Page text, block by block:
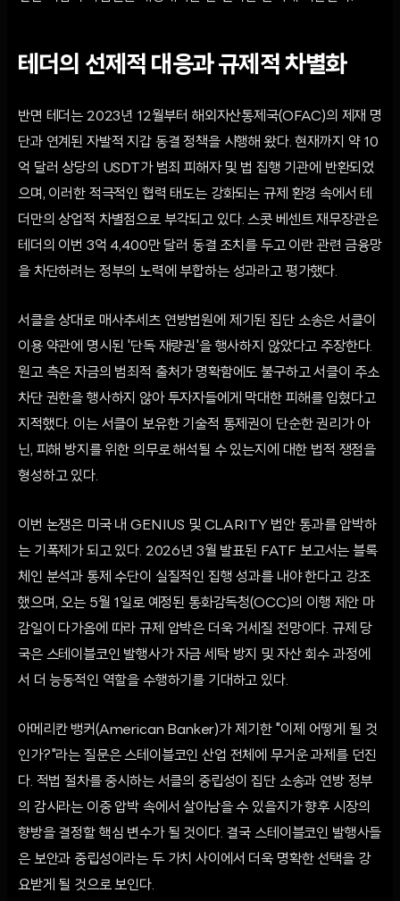
테더의 선제적 대응과 규제적 차별화
반면 테더는 2023년 12월부터 해외자산통제국(OFAC)의 제재 명
단과 연계된 자발적 지갑 동결 정책을 시행해 왔다. 현재까지 약 10
억 달러 상당의 USDT가 범죄 피해자 및 법 집행 기관에 반환되었
으며, 이러한 적극적인 협력 태도는 강화되는 규제 환경 속에서 테
더만의 상업적 차별점으로 부각되고 있다. 스콧 베센트 재무장관은
테더의 이번 3억 4,400만 달러 동결 조치를 두고 이란 관련 금융망
을 차단하려는 정부의 노력에 부합하는 성과라고 평가했다.
서클을 상대로 매사추세츠 연방법원에 제기된 집단 소송은 서클이
이용 약관에 명시된 '단독 재량권'을 행사하지 않았다고 주장한다.
원고 측은 자금의 범죄적 출처가 명확함에도 불구하고 서클이 주소
차단 권한을 행사하지 않아 투자자들에게 막대한 피해를 입혔다고
지적했다. 이는 서클이 보유한 기술적 통제권이 단순한 권리가 아
닌, 피해 방지를 위한 의무로 해석될 수 있는지에 대한 법적 쟁점을
형성하고 있다.
이번 논쟁은 미국 내 GENIUS 및 CLARITY 법안 통과를 압박하
는 기폭제가 되고 있다. 2026년 3월 발표된 FATF 보고서는 블록
체인 분석과 통제 수단이 실질적인 집행 성과를 내야 한다고 강조
했으며, 오는 5월 1일로 예정된 통화감독청(OCC)의 이행 제안 마
감일이 다가옴에 따라 규제 압박은 더욱 거세질 전망이다. 규제 당
국은 스테이블코인 발행사가 자금 세탁 방지 및 자산 회수 과정에
서 더 능동적인 역할을 수행하기를 기대하고 있다.
아메리칸 뱅커(American Banker)가 제기한 "이제 어떻게 될 것
인가?"라는 질문은 스테이블코인 산업 전체에 무거운 과제를 던진
다. 적법 절차를 중시하는 서클의 중립성이 집단 소송과 연방 정부
의 감시라는 이중 압박 속에서 살아남을 수 있을지가 향후 시장의
향방을 결정할 핵심 변수가 될 것이다. 결국 스테이블코인 발행사들
은 보안과 중립성이라는 두 가치 사이에서 더욱 명확한 선택을 강
요받게 될 것으로 보인다.